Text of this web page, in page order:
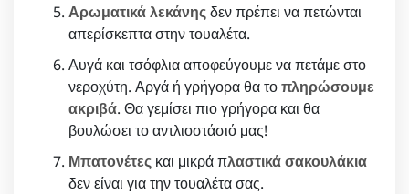
Αρωματικά λεκάνηςδεν πρέπει να πετώνται
απερίσκεπτα στην τουαλέτα.
Αυγά και τσόφλια αποφεύγουμε να πετάμε στο
νεροχύτη. Αργά ή γρήγορα θα τοπληρώσουμε
ακριβά. Θα γεμίσει πιο γρήγορα και θα
βουλώσει το αντλιοστάσιό μας!
Μπατονέτες και μικρά πλαστικά σακουλάκια
δεν είναι για την τουαλέτα σας.